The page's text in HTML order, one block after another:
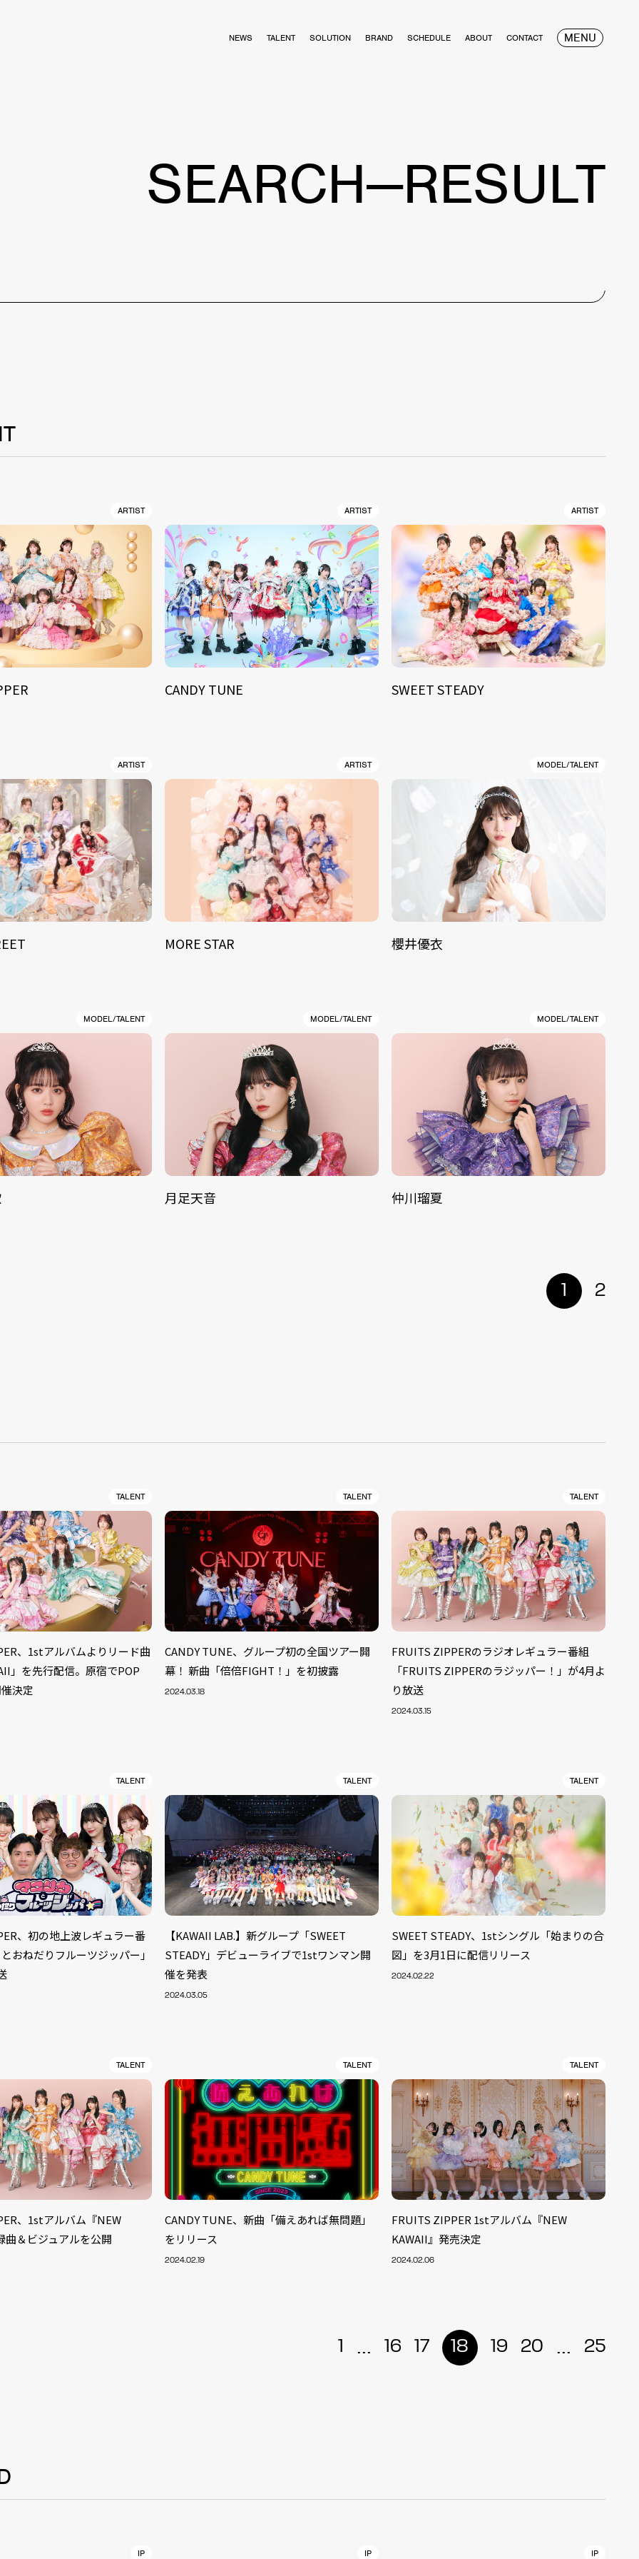
NEWS TALENT SOLUTION BRAND SCHEDULE ABOUT CONTACT MENU
SEARCH—RESULT
ARTIST ARTIST
CANDY TUNE
ARTIST
SWEET STEADY
ARTIST ARTIST
MORE STAR
MODEL/TALENT
櫻井優衣
MODEL/TALENT MODEL/TALENT
月足天音
MODEL/TALENT
仲川瑠夏
1 2
TALENT
、1stアルバムよりリード曲
」を先行配信。原宿でPOP
決定
TALENT
CANDY TUNE、グループ初の全国ツアー開
幕！ 新曲「倍倍FIGHT！」を初披露
2024.03.18
TALENT
FRUITS ZIPPERのラジオレギュラー番組
「FRUITS ZIPPERのラジッパー！」が4月よ
り放送
2024.03.15
TALENT
、初の地上波レギュラー番
おねだりフルーツジッパー」
TALENT
【KAWAII LAB.】新グループ「SWEET
STEADY」デビューライブで1stワンマン開
催を発表
2024.03.05
TALENT
SWEET STEADY、1stシングル「始まりの合
図」を3月1日に配信リリース
2024.02.22
TALENT
、1stアルバム『NEW
曲＆ビジュアルを公開
TALENT
CANDY TUNE、新曲「備えあれば無問題」
をリリース
2024.02.19
TALENT
FRUITS ZIPPER 1stアルバム『NEW
KAWAII』発売決定
2024.02.06
1 ... 16 17 18 19 20 ... 25
IP IP IP
ARTIST40 MODEL/TALENT33
CREATOR29
YouTuber/TikToker
COMPANY PROFILE